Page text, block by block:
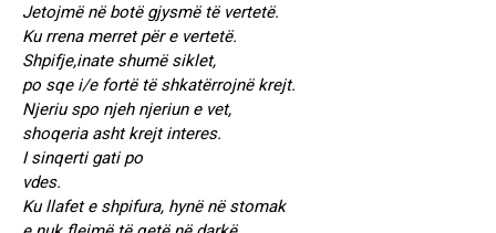
Jetojmë në botë gjysmë të vertetë.
Ku rrena merret për e vertetë.
Shpifje,inate shumë siklet,
po sqe i/e fortë të shkatërrojnë krejt.
Njeriu spo njeh njeriun e vet,
shoqeria asht krejt interes.
I sinqerti gati po
vdes.
Ku llafet e shpifura, hynë në stomak